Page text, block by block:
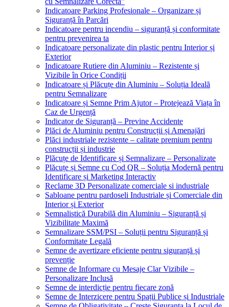
Indicatoare Parking Profesionale – Organizare și
Siguranță în Parcări
Indicatoare pentru incendiu – siguranță și conformitate
pentru prevenirea ta
Indicatoare personalizate din plastic pentru Interior și
Exterior
Indicatoare Rutiere din Aluminiu – Rezistente și
Vizibile în Orice Condiții
Indicatoare și Plăcuțe din Aluminiu – Soluția Ideală
pentru Semnalizare
Indicatoare și Semne Prim Ajutor – Protejează Viața în
Caz de Urgență
Indicator de Siguranță – Previne Accidente
Plăci de Aluminiu pentru Construcții și Amenajări
Plăci industriale rezistente – calitate premium pentru
construcții și industrie
Plăcuțe de Identificare și Semnalizare – Personalizate
Plăcuțe și Semne cu Cod QR – Soluția Modernă pentru
Identificare și Marketing Interactiv
Reclame 3D Personalizate comerciale si industriale
Sabloane pentru pardoseli Industriale și Comerciale din
Interior și Exterior
Semnalistică Durabilă din Aluminiu – Siguranță și
Vizibilitate Maximă
Semnalizare SSM/PSI – Soluții pentru Siguranță și
Conformitate Legală
Semne de avertizare eficiente pentru siguranță și
prevenție
Semne de Informare cu Mesaje Clar Vizibile –
Personalizare Inclusă
Semne de interdicție pentru fiecare zonă
Semne de Interzicere pentru Spații Publice și Industriale